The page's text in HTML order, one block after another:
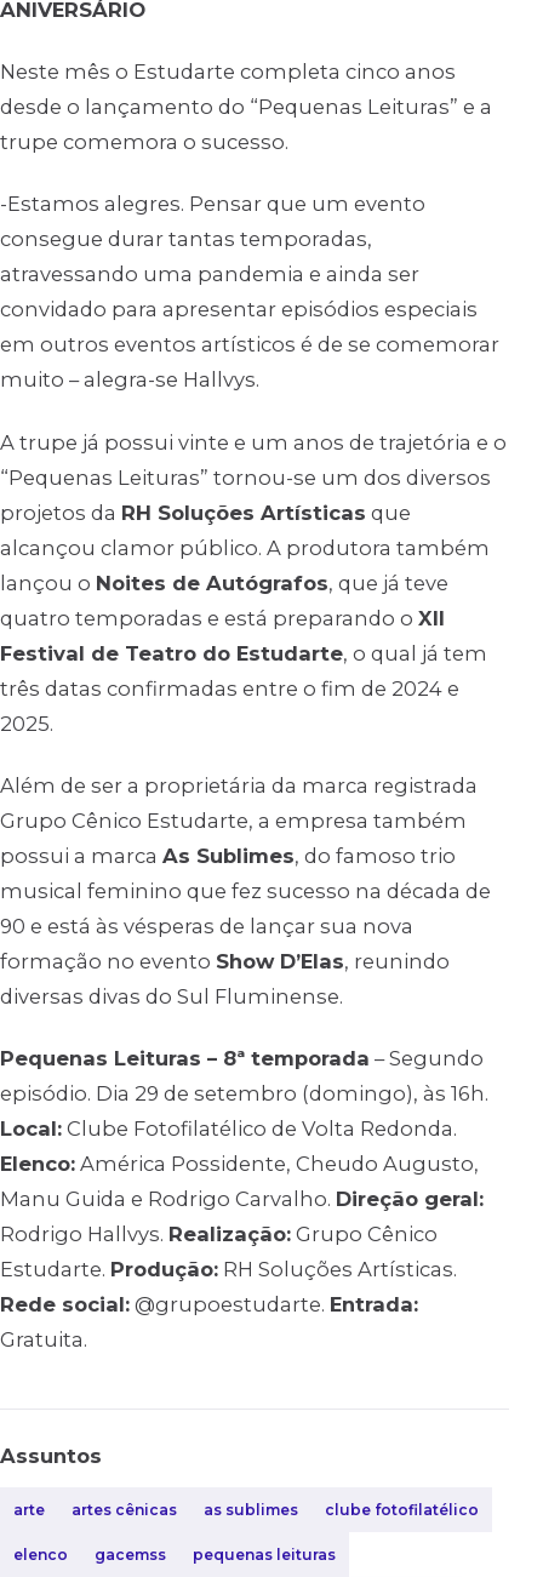
ANIVERSÁRIO
Neste mês o Estudarte completa cinco anos
desde o lançamento do “Pequenas Leituras” e a
trupe comemora o sucesso.
-Estamos alegres. Pensar que um evento
consegue durar tantas temporadas,
atravessando uma pandemia e ainda ser
convidado para apresentar episódios especiais
em outros eventos artísticos é de se comemorar
muito – alegra-se Hallvys.
A trupe já possui vinte e um anos de trajetória e o
“Pequenas Leituras” tornou-se um dos diversos
projetos da RH Soluções Artísticas que
alcançou clamor público. A produtora também
lançou o Noites de Autógrafos, que já teve
quatro temporadas e está preparando o XII
Festival de Teatro do Estudarte, o qual já tem
três datas confirmadas entre o fim de 2024 e
2025.
Além de ser a proprietária da marca registrada
Grupo Cênico Estudarte, a empresa também
possui a marca As Sublimes, do famoso trio
musical feminino que fez sucesso na década de
90 e está às vésperas de lançar sua nova
formação no evento Show D’Elas, reunindo
diversas divas do Sul Fluminense.
Pequenas Leituras – 8ª temporada – Segundo
episódio. Dia 29 de setembro (domingo), às 16h.
Local: Clube Fotofilatélico de Volta Redonda.
Elenco: América Possidente, Cheudo Augusto,
Manu Guida e Rodrigo Carvalho. Direção geral:
Rodrigo Hallvys. Realização: Grupo Cênico
Estudarte. Produção: RH Soluções Artísticas.
Rede social: @grupoestudarte. Entrada:
Gratuita.
Assuntos
arte artes cênicas as sublimes clube fotofilatélico
elenco gacemss pequenas leituras